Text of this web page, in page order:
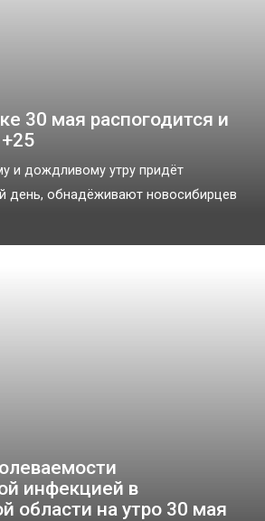
30 мая распогодится и
и дождливому утру придёт
день, обнадёживают новосибирцев
инфекцией в
области на утро 30 мая